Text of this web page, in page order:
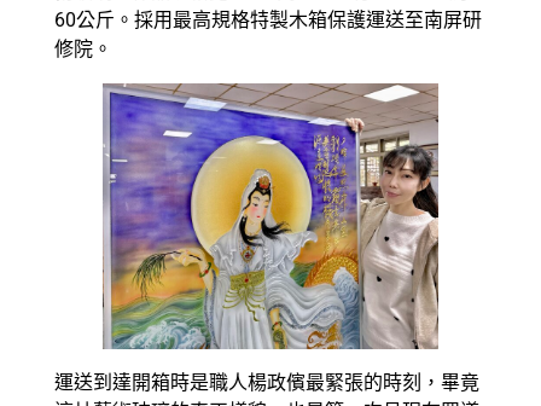
60公斤。採用最高規格特製木箱保護運送至南屏研
修院。
運送到達開箱時是職人楊政儐最緊張的時刻，畢竟